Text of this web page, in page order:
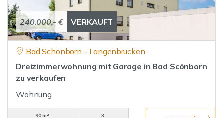
240.000,- € VERKAUFT
Bad Schönborn - Langenbrücken
Dreizimmerwohnung mit Garage in Bad Scönborn
zu verkaufen
Wohnung
90 m²
3